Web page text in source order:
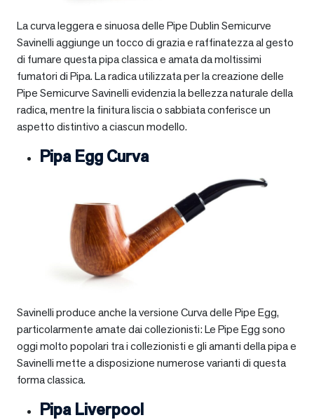
La curva leggera e sinuosa delle Pipe Dublin Semicurve
Savinelli aggiunge un tocco di grazia e raffinatezza al gesto
di fumare questa pipa classica e amata da moltissimi
fumatori di Pipa. La radica utilizzata per la creazione delle
Pipe Semicurve Savinelli evidenzia la bellezza naturale della
radica, mentre la finitura liscia o sabbiata conferisce un
aspetto distintivo a ciascun modello.
Pipa Egg Curva
Savinelli produce anche la versione Curva delle Pipe Egg,
particolarmente amate dai collezionisti: Le Pipe Egg sono
oggi molto popolari tra i collezionisti e gli amanti della pipa e
Savinelli mette a disposizione numerose varianti di questa
forma classica.
Pipa Liverpool